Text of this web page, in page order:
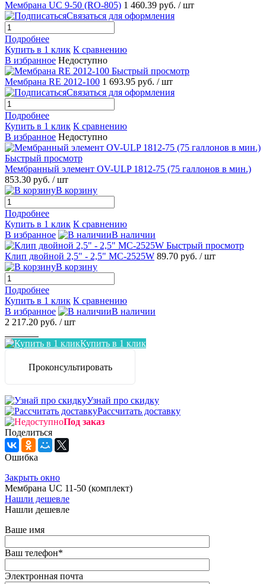
Мембрана UC 9-50 (RO-805) 1 460.39 руб. / шт
Связаться для оформления
Подробнее
Купить в 1 клик К сравнению
В избранное Недоступно
Быстрый просмотр
Мембрана RE 2012-100 1 693.95 руб. / шт
Связаться для оформления
Подробнее
Купить в 1 клик К сравнению
В избранное Недоступно
Быстрый просмотр
Мембранный элемент OV-ULP 1812-75 (75 галлонов в мин.)
853.30 руб. / шт
В корзину
Подробнее
Купить в 1 клик К сравнению
В избранное
В наличии
Быстрый просмотр
Клип двойной 2,5" - 2,5" MC-2525W 89.70 руб. / шт
В корзину
Подробнее
Купить в 1 клик К сравнению
В избранное
В наличии
2 217.20 руб. / шт
Купить в 1 клик
Проконсультировать
Узнай про скидку
Рассчитать доставку
Под заказ
Поделиться
Ошибка
Закрыть окно
Мембрана UC 11-50 (комплект)
Нашли дешевле
Нашли дешевле
Ваше имя
Ваш телефон*
Электронная почта